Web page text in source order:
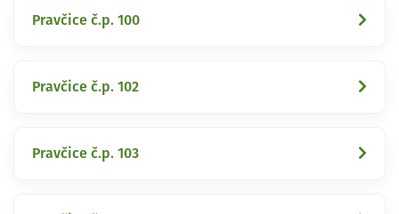
Pravčice č.p. 100
Pravčice č.p. 102
Pravčice č.p. 103